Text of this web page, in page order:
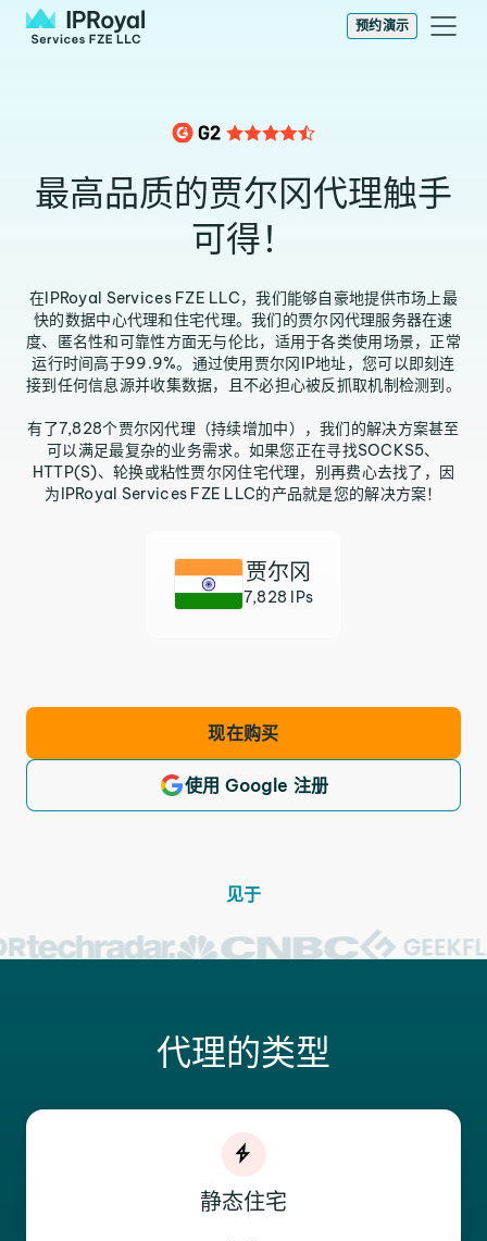
预约演示
最高品质的贾尔冈代理触手
可得！
在IPRoyal Services FZE LLC，我们能够自豪地提供市场上最
快的数据中心代理和住宅代理。我们的贾尔冈代理服务器在速
度、匿名性和可靠性方面无与伦比，适用于各类使用场景，正常
运行时间高于99.9%。通过使用贾尔冈IP地址，您可以即刻连
接到任何信息源并收集数据，且不必担心被反抓取机制检测到。
有了7,828个贾尔冈代理（持续增加中），我们的解决方案甚至
可以满足最复杂的业务需求。如果您正在寻找SOCKS5、
HTTP(S)、轮换或粘性贾尔冈住宅代理，别再费心去找了，因
为IPRoyal Services FZE LLC的产品就是您的解决方案！
贾尔冈
7,828 IPs
现在购买
使用 Google 注册
见于
代理的类型
静态住宅